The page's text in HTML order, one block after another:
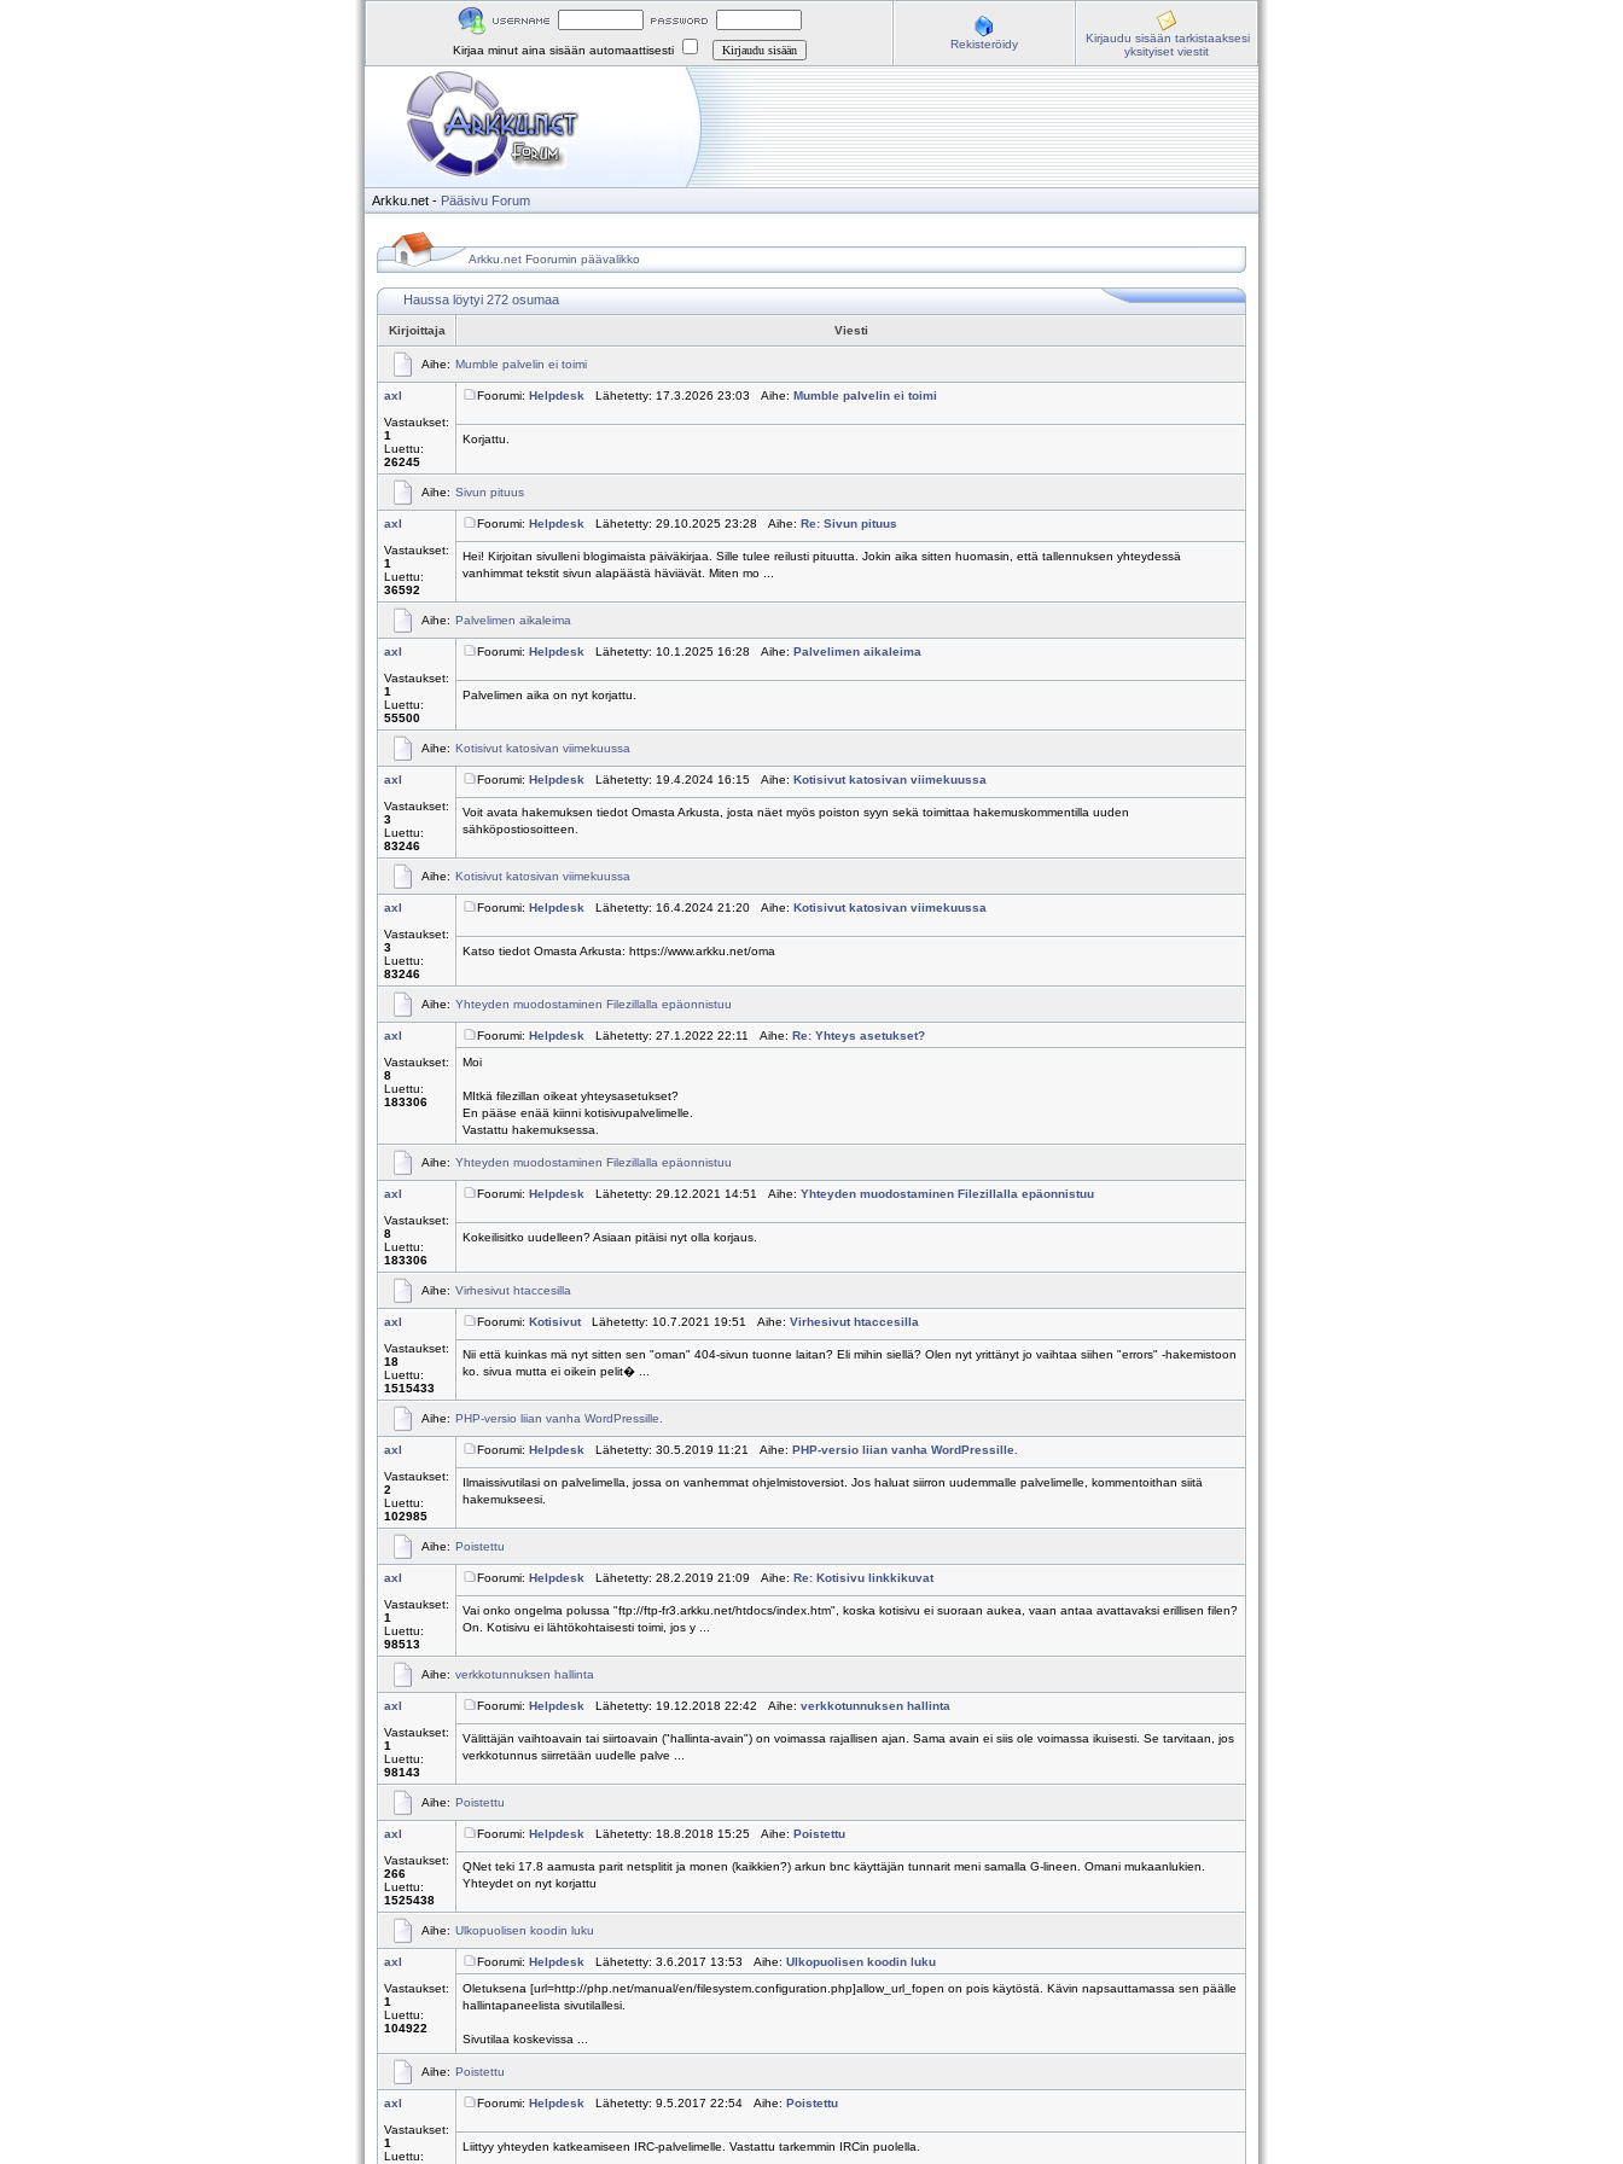
Kirjaa minut aina sisään automaattisesti Rekisteröidy
Kirjaudu sisään tarkistaaksesi
yksityiset viestit
Arkku.net - Pääsivu Forum
Arkku.net Foorumin päävalikko
Haussa löytyi 272 osumaa
Kirjoittaja Viesti
Aihe: Mumble palvelin ei toimi
axl
Vastaukset:
1
Luettu:
26245
Foorumi: Helpdesk Lähetetty: 17.3.2026 23:03 Aihe: Mumble palvelin ei toimi
Korjattu.
Aihe: Sivun pituus
axl
Vastaukset:
1
Luettu:
36592
Foorumi: Helpdesk Lähetetty: 29.10.2025 23:28 Aihe: Re: Sivun pituus
Hei! Kirjoitan sivulleni blogimaista päiväkirjaa. Sille tulee reilusti pituutta. Jokin aika sitten huomasin, että tallennuksen yhteydessä
vanhimmat tekstit sivun alapäästä häviävät. Miten mo ...
Aihe: Palvelimen aikaleima
axl
Vastaukset:
1
Luettu:
55500
Foorumi: Helpdesk Lähetetty: 10.1.2025 16:28 Aihe: Palvelimen aikaleima
Palvelimen aika on nyt korjattu.
Aihe: Kotisivut katosivan viimekuussa
axl
Vastaukset:
3
Luettu:
83246
Foorumi: Helpdesk Lähetetty: 19.4.2024 16:15 Aihe: Kotisivut katosivan viimekuussa
Voit avata hakemuksen tiedot Omasta Arkusta, josta näet myös poiston syyn sekä toimittaa hakemuskommentilla uuden
sähköpostiosoitteen.
Aihe: Kotisivut katosivan viimekuussa
axl
Vastaukset:
3
Luettu:
83246
Foorumi: Helpdesk Lähetetty: 16.4.2024 21:20 Aihe: Kotisivut katosivan viimekuussa
Katso tiedot Omasta Arkusta: https://www.arkku.net/oma
Aihe: Yhteyden muodostaminen Filezillalla epäonnistuu
axl
Vastaukset:
8
Luettu:
183306
Foorumi: Helpdesk Lähetetty: 27.1.2022 22:11 Aihe: Re: Yhteys asetukset?
Moi
MItkä filezillan oikeat yhteysasetukset?
En pääse enää kiinni kotisivupalvelimelle.
Vastattu hakemuksessa.
Aihe: Yhteyden muodostaminen Filezillalla epäonnistuu
axl
Vastaukset:
8
Luettu:
183306
Foorumi: Helpdesk Lähetetty: 29.12.2021 14:51 Aihe: Yhteyden muodostaminen Filezillalla epäonnistuu
Kokeilisitko uudelleen? Asiaan pitäisi nyt olla korjaus.
Aihe: Virhesivut htaccesilla
axl
Vastaukset:
18
Luettu:
1515433
Foorumi: KotisivutLähetetty: 10.7.2021 19:51 Aihe: Virhesivut htaccesilla
Nii että kuinkas mä nyt sitten sen "oman" 404-sivun tuonne laitan? Eli mihin siellä? Olen nyt yrittänyt jo vaihtaa siihen "errors" -hakemistoon
ko. sivua mutta ei oikein pelit� ...
Aihe: PHP-versio liian vanha WordPressille.
axl
Vastaukset:
2
Luettu:
102985
Foorumi: Helpdesk Lähetetty: 30.5.2019 11:21 Aihe: PHP-versio liian vanha WordPressille.
Ilmaissivutilasi on palvelimella, jossa on vanhemmat ohjelmistoversiot. Jos haluat siirron uudemmalle palvelimelle, kommentoithan siitä
hakemukseesi.
Aihe: Poistettu
axl
Vastaukset:
1
Luettu:
98513
Foorumi: Helpdesk Lähetetty: 28.2.2019 21:09 Aihe: Re: Kotisivu linkkikuvat
Vai onko ongelma polussa "ftp://ftp-fr3.arkku.net/htdocs/index.htm", koska kotisivu ei suoraan aukea, vaan antaa avattavaksi erillisen filen?
On. Kotisivu ei lähtökohtaisesti toimi, jos y ...
Aihe: verkkotunnuksen hallinta
axl
Vastaukset:
1
Luettu:
98143
Foorumi: Helpdesk Lähetetty: 19.12.2018 22:42 Aihe: verkkotunnuksen hallinta
Välittäjän vaihtoavain tai siirtoavain ("hallinta-avain") on voimassa rajallisen ajan. Sama avain ei siis ole voimassa ikuisesti. Se tarvitaan, jos
verkkotunnus siirretään uudelle palve ...
Aihe: Poistettu
axl
Vastaukset:
266
Luettu:
1525438
Foorumi: Helpdesk Lähetetty: 18.8.2018 15:25 Aihe: Poistettu
QNet teki 17.8 aamusta parit netsplitit ja monen (kaikkien?) arkun bnc käyttäjän tunnarit meni samalla G-lineen. Omani mukaanlukien.
Yhteydet on nyt korjattu
Aihe: Ulkopuolisen koodin luku
axl
Vastaukset:
1
Luettu:
104922
Foorumi: Helpdesk Lähetetty: 3.6.2017 13:53 Aihe: Ulkopuolisen koodin luku
Oletuksena [url=http://php.net/manual/en/filesystem.configuration.php]allow_url_fopen on pois käytöstä. Kävin napsauttamassa sen päälle
hallintapaneelista sivutilallesi.
Sivutilaa koskevissa ...
Aihe: Poistettu
axl
Vastaukset:
1
Luettu:
Foorumi: Helpdesk Lähetetty: 9.5.2017 22:54 Aihe: Poistettu
Liittyy yhteyden katkeamiseen IRC-palvelimelle. Vastattu tarkemmin IRCin puolella.